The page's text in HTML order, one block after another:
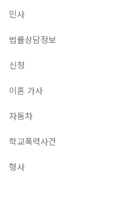
민사
법률상담정보
신청
이혼 가사
자동차
학교폭력사건
형사